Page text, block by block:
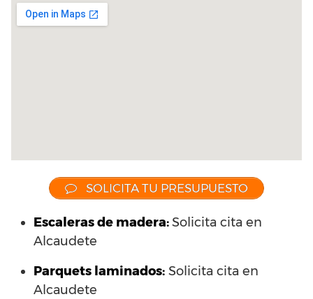
SOLICITA TU PRESUPUESTO
Escaleras de madera:Solicita cita en
Alcaudete
Parquets laminados: Solicita cita en
Alcaudete